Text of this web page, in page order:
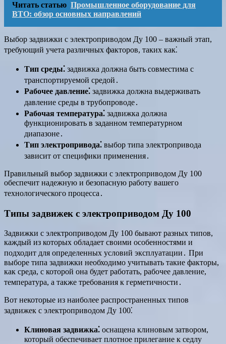
Читать статью Промышленное оборудование для
ВТО: обзор основных направлений
Выбор задвижки с электроприводом Ду 100 – важный этап,
требующий учета различных факторов, таких как⁚
Тип среды⁚ задвижка должна быть совместима с
транспортируемой средой․
Рабочее давление⁚ задвижка должна выдерживать
давление среды в трубопроводе․
Рабочая температура⁚ задвижка должна
функционировать в заданном температурном
диапазоне․
Тип электропривода⁚ выбор типа электропривода
зависит от специфики применения․
Правильный выбор задвижки с электроприводом Ду 100
обеспечит надежную и безопасную работу вашего
технологического процесса․
Типы задвижек с электроприводом Ду 100
Задвижки с электроприводом Ду 100 бывают разных типов,
каждый из которых обладает своими особенностями и
подходит для определенных условий эксплуатации․ При
выборе типа задвижки необходимо учитывать такие факторы,
как среда, с которой она будет работать, рабочее давление,
температура, а также требования к герметичности․
Вот некоторые из наиболее распространенных типов
задвижек с электроприводом Ду 100⁚
Клиновая задвижка⁚ оснащена клиновым затвором,
который обеспечивает плотное прилегание к седлу